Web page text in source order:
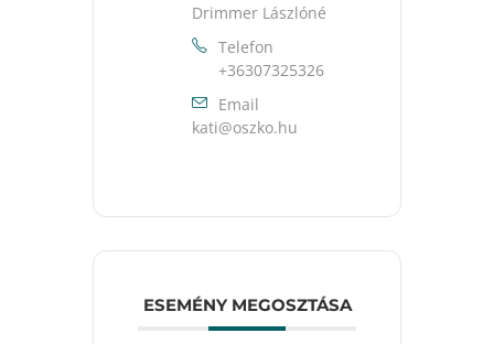
Drimmer Lászlóné
Telefon
+36307325326
Email
uh.okzso@itak
ESEMÉNY MEGOSZTÁSA